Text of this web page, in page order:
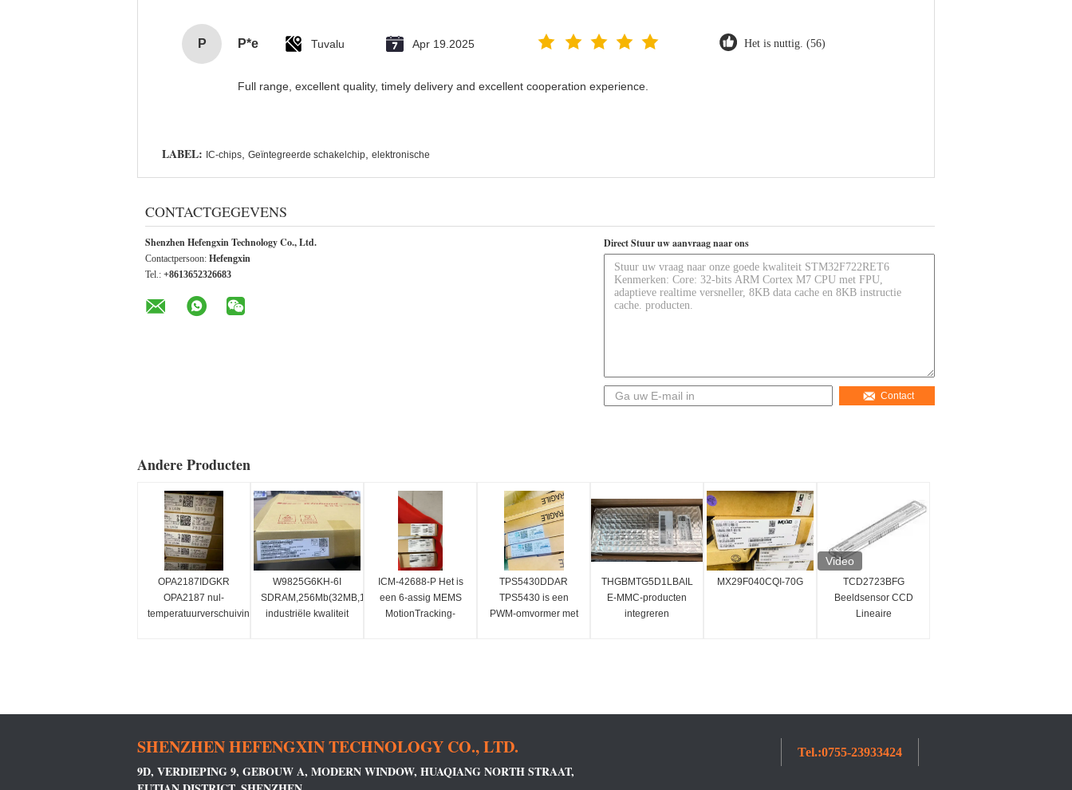
P P*e Tuvalu Apr 19.2025 Het is nuttig. (56)
Full range, excellent quality, timely delivery and excellent cooperation experience.
LABEL: IC-chips Geïntegreerde schakelchip elektronische
CONTACTGEGEVENS
Shenzhen Hefengxin Technology Co., Ltd.
Contactpersoon: Hefengxin
Tel.: +8613652326683
Direct Stuur uw aanvraag naar ons
Contact
Andere Producten
OPA2187IDGKR
OPA2187 nul-
temperatuurverschuiving
W9825G6KH-6I
SDRAM,256Mb(32MB,16Mbx16),3.3v
industriële kwaliteit
ICM-42688-P Het is
een 6-assig MEMS
MotionTracking-
TPS5430DDAR
TPS5430 is een
PWM-omvormer met
THGBMTG5D1LBAIL
E-MMC-producten
integreren
MX29F040CQI-70G
Video
TCD2723BFG
Beeldsensor CCD
Lineaire
SHENZHEN HEFENGXIN TECHNOLOGY CO., LTD.
9D, VERDIEPING 9, GEBOUW A, MODERN WINDOW, HUAQIANG NORTH STRAAT,
Tel.:0755-23933424